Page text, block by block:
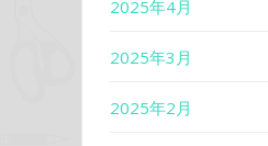
2025年4月
2025年3月
2025年2月